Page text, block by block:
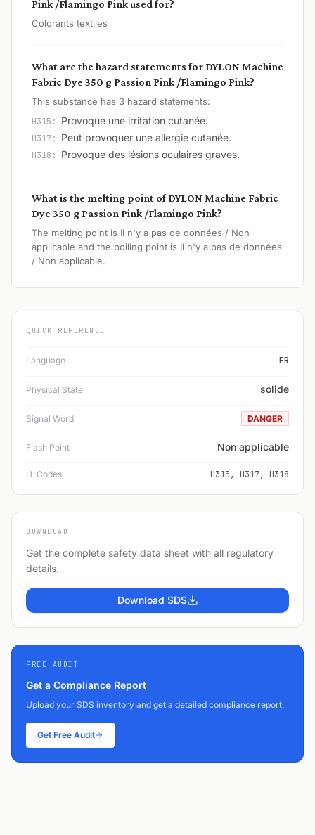
Pink /Flamingo Pink used for?
Colorants textiles
What are the hazard statements for DYLON Machine
Fabric Dye 350 g Passion Pink /Flamingo Pink?
This substance has 3 hazard statements:
H315: Provoque une irritation cutanée.
H317: Peut provoquer une allergie cutanée.
H318: Provoque des lésions oculaires graves.
What is the melting point of DYLON Machine Fabric
Dye 350 g Passion Pink /Flamingo Pink?
The melting point is Il n'y a pas de données / Non
applicable and the boiling point is Il n'y a pas de données
/ Non applicable.
QUICK REFERENCE
Language FR
Physical State solide
Signal Word DANGER
Flash Point Non applicable
H-Codes H315, H317, H318
DOWNLOAD
Get the complete safety data sheet with all regulatory
details.
Download SDS
FREE AUDIT
Get a Compliance Report
Upload your SDS inventory and get a detailed compliance report.
Get Free Audit